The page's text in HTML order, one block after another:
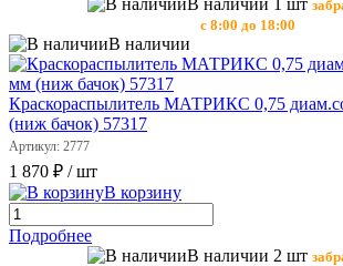
с 8:00 до 18:00
В наличии
Краскораспылитель МАТРИКС 0,75
(ниж бачок) 57317
Артикул: 2777
1 870 ₽ / шт
В корзину
Подробнее
В наличии 2 шт